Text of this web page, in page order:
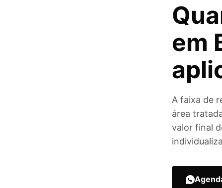
em
A faixa de
área
valor final